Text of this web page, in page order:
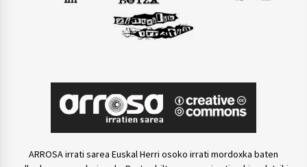
ARROSA irrati sarea Euskal Herri osoko irrati mordoxka baten